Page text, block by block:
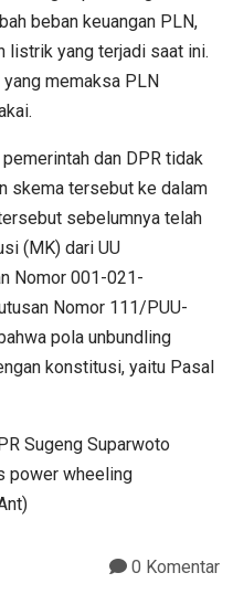
beban keuangan PLN,
listrik yang terjadi saat ini.
memaksa PLN
dan DPR tidak
skema tersebut ke dalam
sebelumnya telah
(MK) dari UU
Nomor 001-021-
Nomor 111/PUU-
pola unbundling
konstitusi, yaitu Pasal
Sugeng Suparwoto
power wheeling
0 Komentar